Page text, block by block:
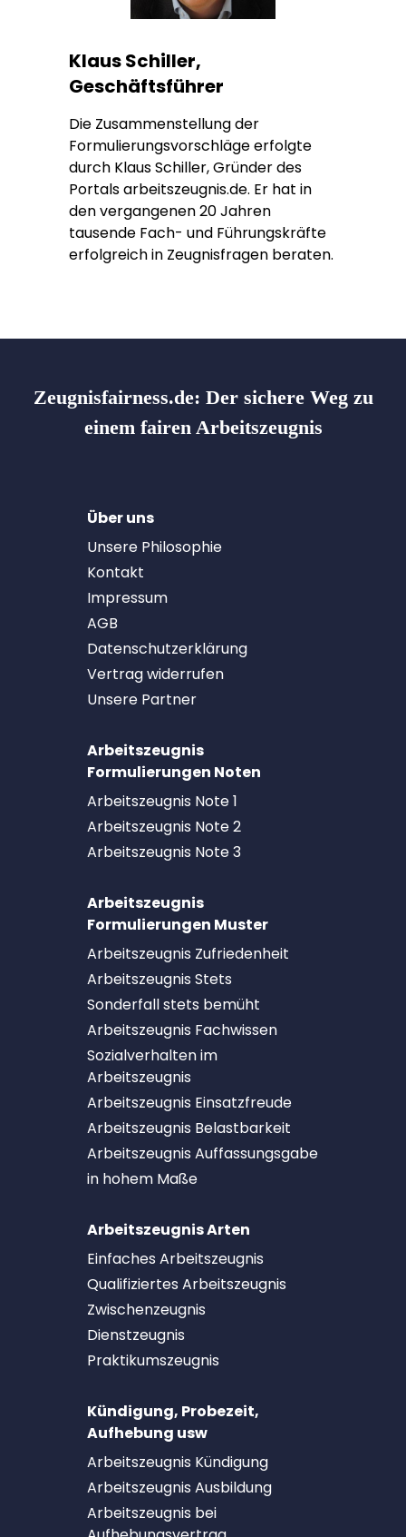
Klaus Schiller,
Geschäftsführer
Die Zusammenstellung der
Formulierungsvorschläge erfolgte
durch Klaus Schiller, Gründer des
Portals arbeitszeugnis.de. Er hat in
den vergangenen 20 Jahren
tausende Fach- und Führungskräfte
erfolgreich in Zeugnisfragen beraten.
Zeugnisfairness.de: Der sichere Weg zu
einem fairen Arbeitszeugnis
Über uns
Unsere Philosophie
Kontakt
Impressum
AGB
Datenschutzerklärung
Vertrag widerrufen
Unsere Partner
Arbeitszeugnis
Formulierungen Noten
Arbeitszeugnis Note 1
Arbeitszeugnis Note 2
Arbeitszeugnis Note 3
Arbeitszeugnis
Formulierungen Muster
Arbeitszeugnis Zufriedenheit
Arbeitszeugnis Stets
Sonderfall stets bemüht
Arbeitszeugnis Fachwissen
Sozialverhalten im
Arbeitszeugnis
Arbeitszeugnis Einsatzfreude
Arbeitszeugnis Belastbarkeit
Arbeitszeugnis Auffassungsgabe
in hohem Maße
Arbeitszeugnis Arten
Einfaches Arbeitszeugnis
Qualifiziertes Arbeitszeugnis
Zwischenzeugnis
Dienstzeugnis
Praktikumszeugnis
Kündigung, Probezeit,
Aufhebung usw
Arbeitszeugnis Kündigung
Arbeitszeugnis Ausbildung
Arbeitszeugnis bei